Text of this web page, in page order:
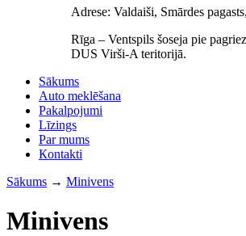
Adrese: Valdaiši, Smārdes
Rīga – Ventspils šoseja pie
DUS Virši-A teritorijā.
Sākums
Auto meklēšana
Pakalpojumi
Līzings
Par mums
Кontakti
Sākums → Minivens
Minivens